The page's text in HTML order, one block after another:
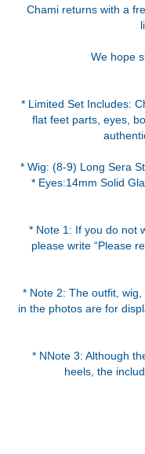
Chami returns with a
We hope
* Limited Set Includes:
flat feet parts, eyes,
* Wig: (8-9) Long Sera
* Eyes:14mm Solid
* Note 1: If you do not
please write “Please
* Note 2: The outfit,
in the photos are for
* NNote 3: Although
heels, the